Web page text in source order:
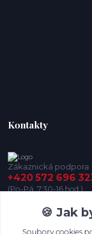
Kontakty
Zákaznická podpora
+420 572 696
(Po-Pá, 7:30-16 hod.)
🍪 Jak
Soubory cookies